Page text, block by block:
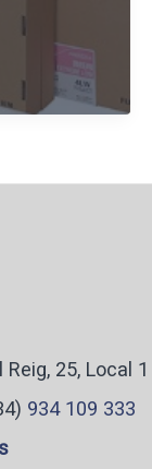
25, Local 1
934 109 333